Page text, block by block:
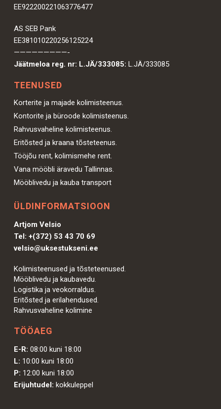
EE922200221063776477
AS SEB Pank
EE381010220256125224
—————————-
Jäätmeloa reg. nr: L.JÄ/333085: L.JÄ/333085
TEENUSED
Korterite ja majade kolimisteenus.
Kontorite ja büroode kolimisteenus.
Rahvusvaheline kolimisteenus.
Eritõsted ja kraana tõsteteenus.
Tööjõu rent, kolimismehe rent.
Vana mööbli äravedu Tallinnas.
Mööblivedu ja kauba transport
ÜLDINFORMATSIOON
Artjom Velsio
Tel:+(372) 53 43 70 69
velsio@uksestukseni.ee
Kolimisteenused ja tõsteteenused.
Mööblivedu ja kaubavedu.
Logistika ja veokorraldus.
Eritõsted ja erilahendused.
Rahvusvaheline kolimine
TÖÖAEG
E-R: 08:00 kuni 18:00
L: 10:00 kuni 18:00
P: 12:00 kuni 18:00
Erijuhtudel: kokkuleppel